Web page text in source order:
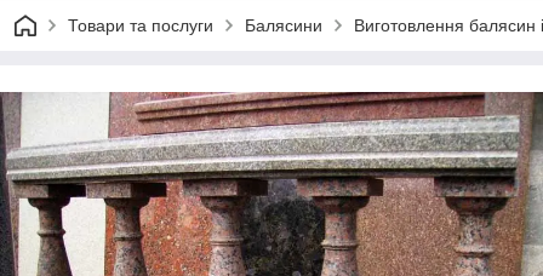
Товари та послуги Балясини Виготовлення балясин